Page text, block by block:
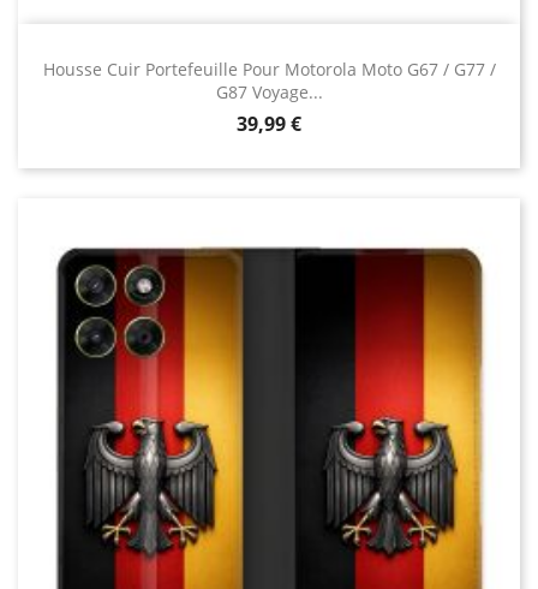
Housse Cuir Portefeuille Pour Motorola Moto G67 / G77 /
G87 Voyage...
Prix
39,99 €